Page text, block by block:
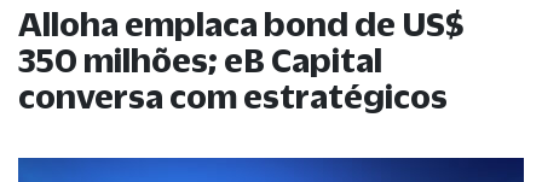
Alloha emplaca bond de US$
350 milhões; eB Capital
conversa com estratégicos